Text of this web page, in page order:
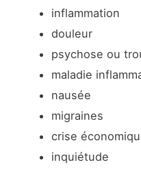
inflammation
douleur
psychose ou
maladie
nausée
migraines
crise
inquiétude